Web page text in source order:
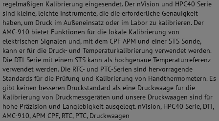
regelmäßigen Kalibrierung eingesendet. Der nVision und HPC40 Serie
sind kleine, leichte Instrumente, die die erforderliche Genauigkeit
haben, um Druck im Außeneinsatz oder im Labor zu kalibrieren. Der
AMC-910 bietet Funktionen für die lokale Kalibrierung von
elektrischen Signalen und, mit dem CPF APM und einer STS Sonde,
kann er für die Druck- und Temperaturkalibrierung verwendet werden.
Die DTI-Serie mit einem STS kann als hochgenaue Temperaturreferenz
verwendet werden. Die RTC- und PTC-Serien sind hervorragende
Standards für die Prüfung und Kalibrierung von Handthermometern. Es
gibt keinen besseren Druckstandard als eine Druckwaage für die
Kalibrierung von Druckmessgeräten und unsere Druckwaagen sind für
hohe Präzision und Langlebigkeit ausgelegt. nVision, HPC40 Serie, DTI,
AMC-910, APM CPF, RTC, PTC, Druckwaagen